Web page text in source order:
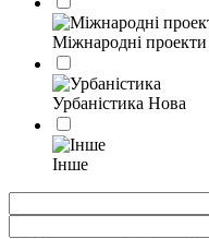
Міжнародні проекти
Урбаністика Нова
Інше